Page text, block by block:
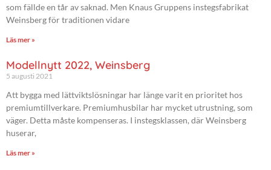
som fällde en tår av saknad. Men Knaus Gruppens instegsfabrikat
Weinsberg för traditionen vidare
Läs mer »
Modellnytt 2022, Weinsberg
5 augusti 2021
Att bygga med lättviktslösningar har länge varit en prioritet hos
premiumtillverkare. Premiumhusbilar har mycket utrustning, som
väger. Detta måste kompenseras. I instegsklassen, där Weinsberg
huserar,
Läs mer »